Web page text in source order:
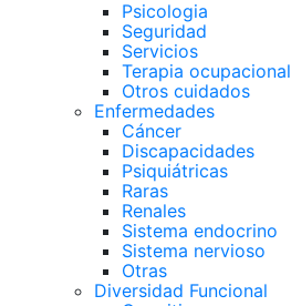
Psicologia
Seguridad
Servicios
Terapia ocupacional
Otros cuidados
Enfermedades
Cáncer
Discapacidades
Psiquiátricas
Raras
Renales
Sistema endocrino
Sistema nervioso
Otras
Diversidad Funcional